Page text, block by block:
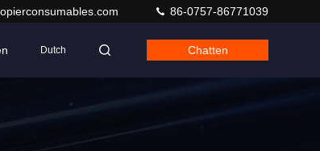
86-0757-86771039
Dutch Chatten